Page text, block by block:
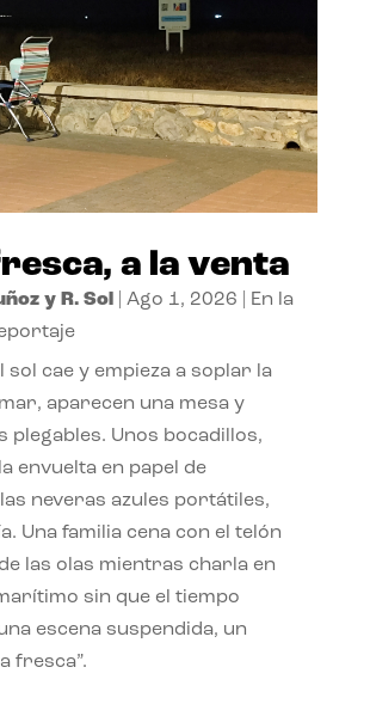
a la venta
y R. Sol| Ago 1, 2026
En la
sol cae y empieza a soplar la
aparecen una mesa y
plegables. Unos bocadillos,
envuelta en papel de
neveras azules portátiles,
Una familia cena con el telón
las olas mientras charla en
sin que el tiempo
escena suspendida, un
fresca”.